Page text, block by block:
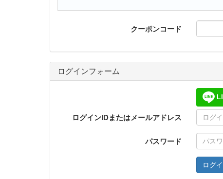
クーポンコード
ログインフォーム
ログインIDまたはメールアドレス
パスワード
ログ